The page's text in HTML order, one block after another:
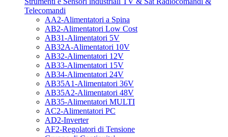
Telecomandi
AA2-Alimentatori a Spina
AB2-Alimentatori Low Cost
AB31-Alimentatori 5V
AB32A-Alimentatori 10V
AB32-Alimentatori 12V
AB33-Alimentatori 15V
AB34-Alimentatori 24V
AB35A1-Alimentatori 36V
AB35A2-Alimentatori 48V
AB35-Alimentatori MULTI
AC2-Alimentatori PC
AD2-Inverter
AF2-Regolatori di Tensione